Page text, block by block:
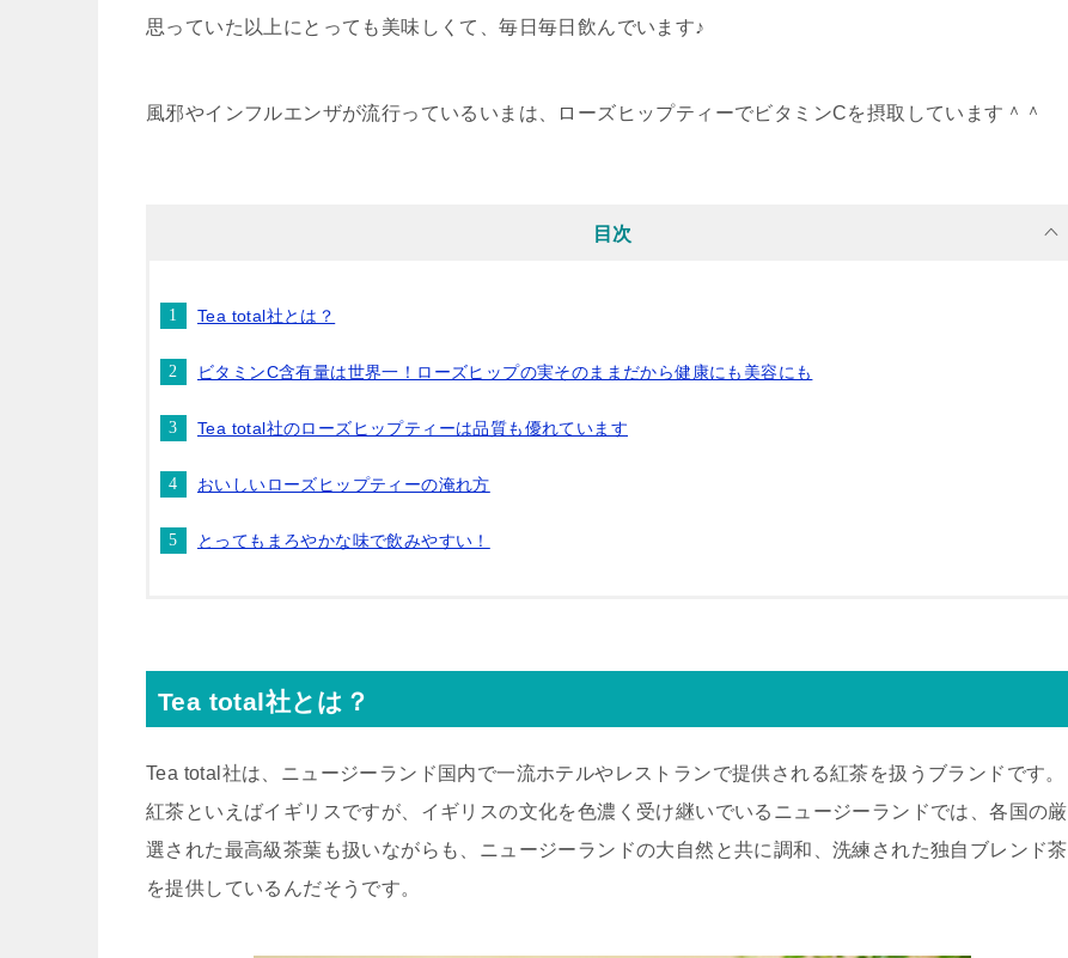
思っていた以上にとっても美味しくて、毎日毎日飲んでいます♪
風邪やインフルエンザが流行っているいまは、ローズヒップティーでビタミンCを摂取しています＾＾
目次
Tea total社とは？
ビタミンC含有量は世界一！ローズヒップの実そのままだから健康にも美容にも
Tea total社のローズヒップティーは品質も優れています
おいしいローズヒップティーの淹れ方
とってもまろやかな味で飲みやすい！
Tea total社とは？
Tea total社は、ニュージーランド国内で一流ホテルやレストランで提供される紅茶を扱うブランドです。
紅茶といえばイギリスですが、イギリスの文化を色濃く受け継いでいるニュージーランドでは、各国の厳
選された最高級茶葉も扱いながらも、ニュージーランドの大自然と共に調和、洗練された独自ブレンド茶
を提供しているんだそうです。